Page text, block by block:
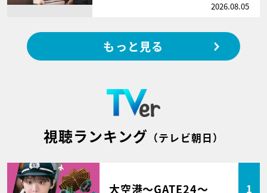
2026.08.05
もっと見る
視聴ランキング （テレビ朝日）
大空港～GATE24～ 1